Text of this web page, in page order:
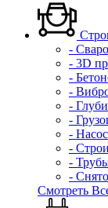
-
- 3D
-
-
-
-
-
-
-
-
Смотреть